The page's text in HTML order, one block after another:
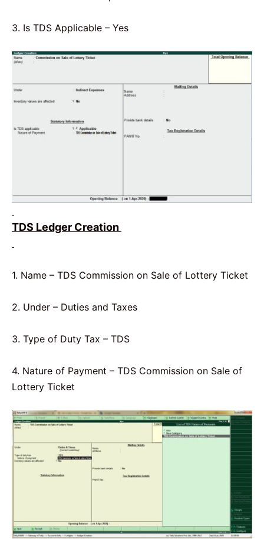
3. Is TDS Applicable – Yes
TDS Ledger Creation
1. Name – TDS Commission on Sale of Lottery Ticket
2. Under – Duties and Taxes
3. Type of Duty Tax – TDS
4. Nature of Payment – TDS Commission on Sale of
Lottery Ticket